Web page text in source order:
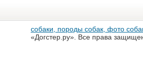
собаки, породы собак, фото
«Догстер.ру». Все права